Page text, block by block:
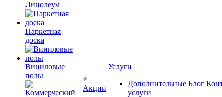
Линолеум
Паркетная
доска
Виниловые
полы
Акции
Услуги
Дополнительные
услуги
Блог